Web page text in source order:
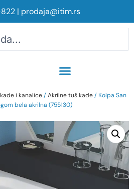
| prodaja@itim.rs
i kanalice/Akrilne tuš kade/ Kolpa San
bela akrilna (755130)